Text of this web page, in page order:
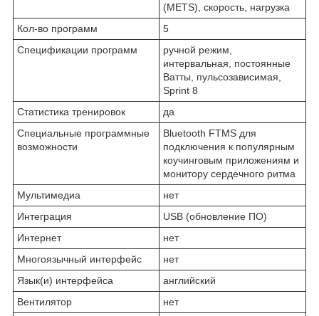
(METS), скорость, нагрузка
Кол-во программ
5
Спецификации программ
ручной режим,
интервальная, постоянные
Ватты, пульсозависимая,
Sprint 8
Статистика тренировок
да
Специальные программные
возможности
Bluetooth FTMS для
подключения к популярным
коучинговым приложениям и
монитору сердечного ритма
Мультимедиа
нет
Интеграция
USB (обновление ПО)
Интернет
нет
Многоязычный интерфейс
нет
Язык(и) интерфейса
английский
Вентилятор
нет